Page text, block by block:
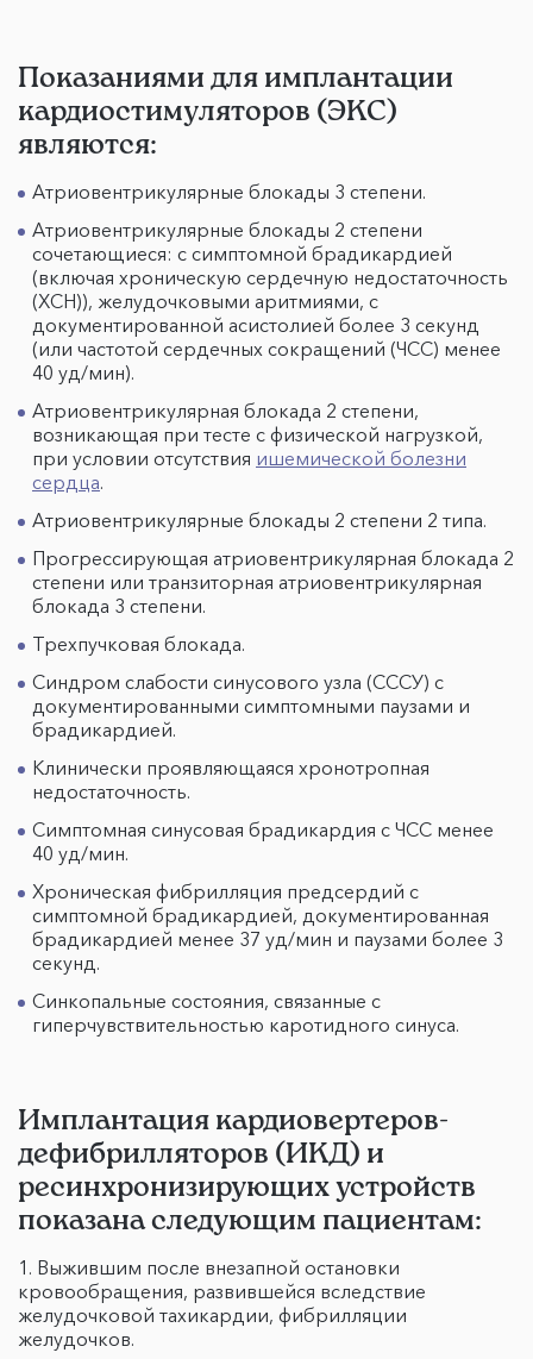
Показаниями для имплантации
кардиостимуляторов (ЭКС)
являются:
Атриовентрикулярные блокады 3 степени.
Атриовентрикулярные блокады 2 степени
сочетающиеся: с симптомной брадикардией
(включая хроническую сердечную недостаточность
(ХСН)), желудочковыми аритмиями, с
документированной асистолией более 3 секунд
(или частотой сердечных сокращений (ЧСС) менее
40 уд/мин).
Атриовентрикулярная блокада 2 степени,
возникающая при тесте с физической нагрузкой,
при условии отсутствия ишемической болезни
сердца.
Атриовентрикулярные блокады 2 степени 2 типа.
Прогрессирующая атриовентрикулярная блокада 2
степени или транзиторная атриовентрикулярная
блокада 3 степени.
Трехпучковая блокада.
Синдром слабости синусового узла (СССУ) с
документированными симптомными паузами и
брадикардией.
Клинически проявляющаяся хронотропная
недостаточность.
Симптомная синусовая брадикардия с ЧСС менее
40 уд/мин.
Хроническая фибрилляция предсердий с
симптомной брадикардией, документированная
брадикардией менее 37 уд/мин и паузами более 3
секунд.
Синкопальные состояния, связанные с
гиперчувствительностью каротидного синуса.
Имплантация кардиовертеров-
дефибрилляторов (ИКД) и
ресинхронизирующих устройств
показана следующим пациентам:
1. Выжившим после внезапной остановки
кровообращения, развившейся вследствие
желудочковой тахикардии, фибрилляции
желудочков.